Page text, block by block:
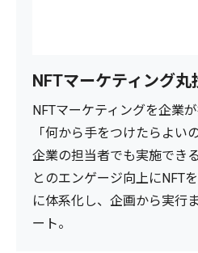
NFTマーケティング
NFTマーケティングを企業
「何から手をつけたらよい
企業の担当者でも実施でき
とのエンゲージ向上にNFT
に体系化し、企画から実行
ート。